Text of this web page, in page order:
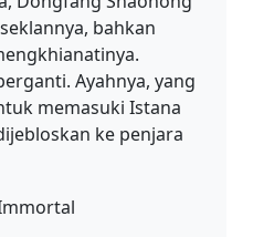
bahkan
Ayahnya, yang
memasuki Istana
ke penjara